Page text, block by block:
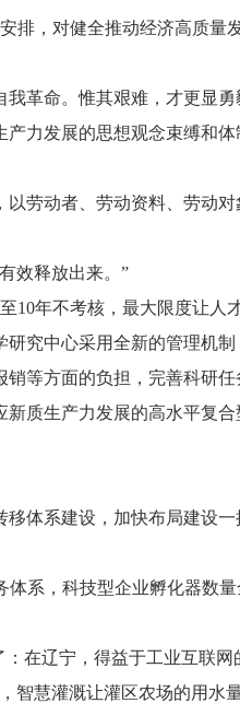
排，对健全推动经济高质
革命。惟其艰难，才更显勇
发展的思想观念束缚和
劳动者、劳动资料、劳动对
效释放出来。”
年不考核，最大限度让人
中心采用全新的管理机制
等方面的负担，完善科研任
质生产力发展的高水平复
体系建设，加快布局建设
体系，科技型企业孵化器
在辽宁，得益于工业互联
，智慧灌溉让灌区农场的用